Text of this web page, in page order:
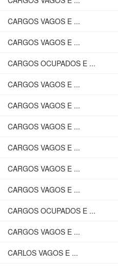
CARGOS VAGOS E ...
CARGOS VAGOS E ...
CARGOS OCUPADOS E ...
CARGOS VAGOS E ...
CARGOS VAGOS E ...
CARGOS VAGOS E ...
CARGOS VAGOS E ...
CARGOS VAGOS E ...
CARGOS VAGOS E ...
CARGOS OCUPADOS E ...
CARGOS VAGOS E ...
CARLOS VAGOS E ...